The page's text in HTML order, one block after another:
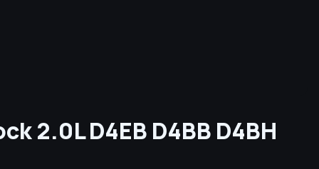
2.0L D4EB D4BB D4BH